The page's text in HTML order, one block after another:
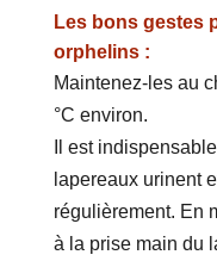
Les bons gestes
orphelins :
Maintenez-les au
°C environ.
Il est
lapereaux urinent
régulièrement. En
à la prise main du